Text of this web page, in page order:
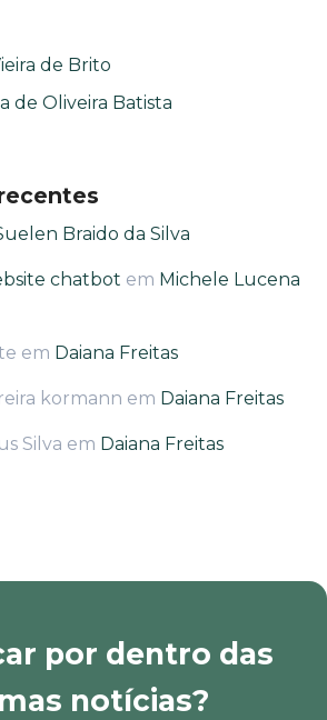
de Brito
de Oliveira Batista
Braido da Silva
chatbot em Michele Lucena
em Daiana Freitas
kormann em Daiana Freitas
Silva em Daiana Freitas
por dentro das
notícias?